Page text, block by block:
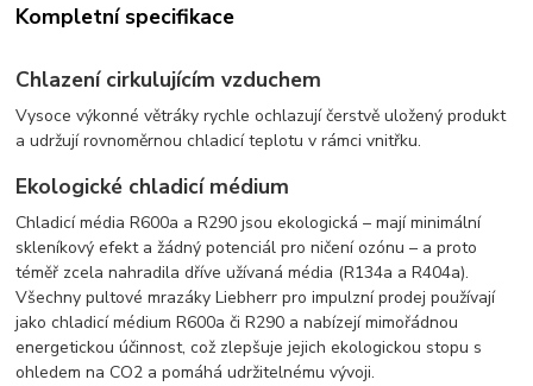
Kompletní specifikace
Chlazení cirkulujícím vzduchem
Vysoce výkonné větráky rychle ochlazují čerstvě uložený produkt
a udržují rovnoměrnou chladicí teplotu v rámci vnitřku.
Ekologické chladicí médium
Chladicí média R600a a R290 jsou ekologická – mají minimální
skleníkový efekt a žádný potenciál pro ničení ozónu – a proto
téměř zcela nahradila dříve užívaná média (R134a a R404a).
Všechny pultové mrazáky Liebherr pro impulzní prodej používají
jako chladicí médium R600a či R290 a nabízejí mimořádnou
energetickou účinnost, což zlepšuje jejich ekologickou stopu s
ohledem na CO2 a pomáhá udržitelnému vývoji.